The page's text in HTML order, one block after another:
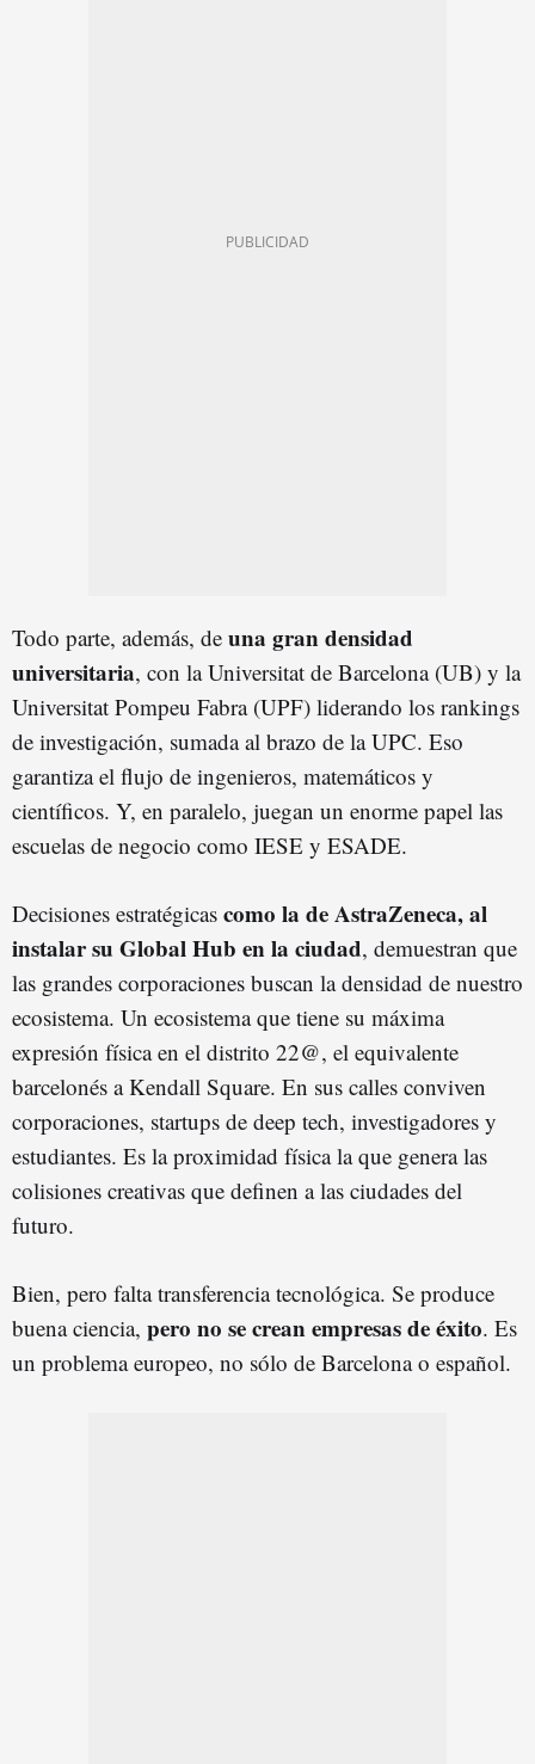
Todo parte, además, de una gran densidad
universitaria, con la Universitat de Barcelona (UB) y la
Universitat Pompeu Fabra (UPF) liderando los rankings
de investigación, sumada al brazo de la UPC. Eso
garantiza el flujo de ingenieros, matemáticos y
científicos. Y, en paralelo, juegan un enorme papel las
escuelas de negocio como IESE y ESADE.
Decisiones estratégicas como la de AstraZeneca, al
instalar su Global Hub en la ciudad, demuestran que
las grandes corporaciones buscan la densidad de nuestro
ecosistema. Un ecosistema que tiene su máxima
expresión física en el distrito 22@, el equivalente
barcelonés a Kendall Square. En sus calles conviven
corporaciones, startups de deep tech, investigadores y
estudiantes. Es la proximidad física la que genera las
colisiones creativas que definen a las ciudades del
futuro.
Bien, pero falta transferencia tecnológica. Se produce
buena ciencia, pero no se crean empresas de éxito. Es
un problema europeo, no sólo de Barcelona o español.